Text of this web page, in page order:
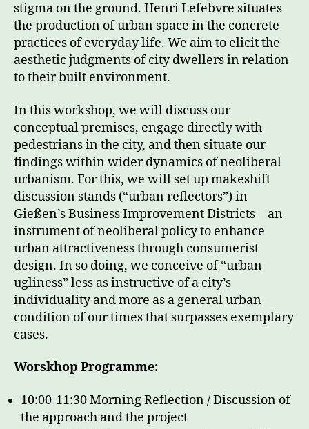
stigma on the ground. Henri Lefebvre situates
the production of urban space in the concrete
practices of everyday life. We aim to elicit the
aesthetic judgments of city dwellers in relation
to their built environment.
In this workshop, we will discuss our
conceptual premises, engage directly with
pedestrians in the city, and then situate our
findings within wider dynamics of neoliberal
urbanism. For this, we will set up makeshift
discussion stands (“urban reflectors”) in
Gießen’s Business Improvement Districts––an
instrument of neoliberal policy to enhance
urban attractiveness through consumerist
design. In so doing, we conceive of “urban
ugliness” less as instructive of a city’s
individuality and more as a general urban
condition of our times that surpasses exemplary
cases.
Worskhop Programme:
10:00-11:30 Morning Reflection / Discussion of
the approach and the project